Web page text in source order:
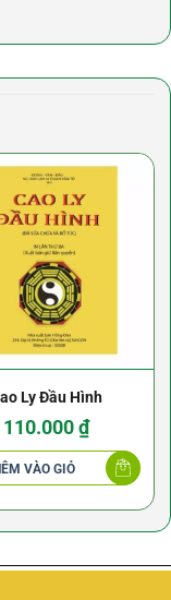
Ly Đầu Hình
110.000₫
VÀO GIỎ